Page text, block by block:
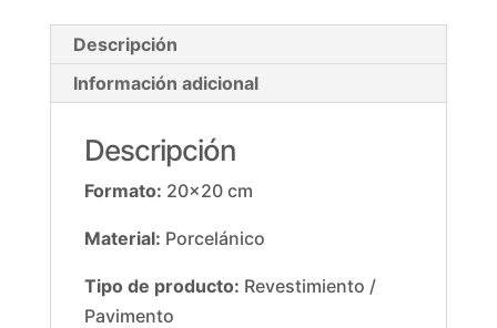
Descripción
Información adicional
Descripción
Formato: 20×20 cm
Material: Porcelánico
Tipo de producto: Revestimiento /
Pavimento